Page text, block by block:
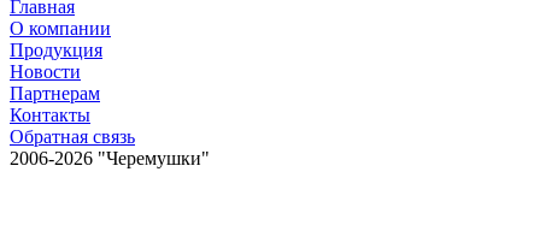
Главная
О компании
Продукция
Новости
Партнерам
Контакты
Обратная связь
2006-2026 "Черемушки"